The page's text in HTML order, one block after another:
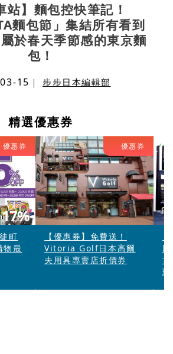
站】麵包控快筆記！
麵包節」集結所有看到
於春天季節感的東京麵
包！
15 ｜ 步步日本編輯部
精選優惠券
17%
優惠券
町
物最
優惠券
【優惠券】免費送！
Vitoria Golf日本高爾
夫用具專賣店折價券